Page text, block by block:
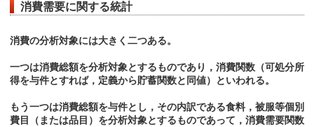
消費需要に関する統計
消費の分析対象には大きく二つある。
一つは消費総額を分析対象とするものであり，消費関数（可処分所
得を与件とすれば，定義から貯蓄関数と同値）といわれる。
もう一つは消費総額を与件とし，その内訳である食料，被服等個別
費目（または品目）を分析対象とするものであって，消費需要関数